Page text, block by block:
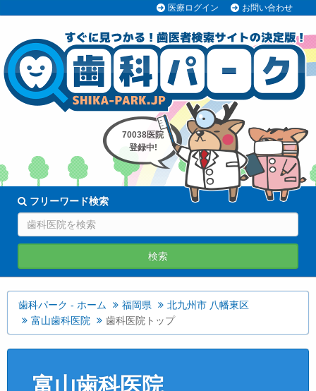
医療ログイン お問い合わせ
70038医院
登録中!
フリーワード検索
検索
歯科パーク - ホーム 福岡県
北九州市 八幡東区
富山歯科医院
歯科医院トップ
富山歯科医院